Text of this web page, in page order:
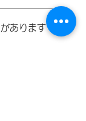
日を目安にし
なるべく早めに
あります